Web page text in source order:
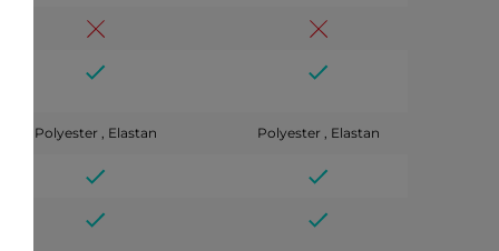
Polyester , Elastan Polyester , Elastan